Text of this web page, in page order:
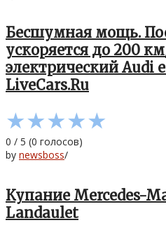
Бесшумная мощь.
ускоряется до 200
электрический
LiveCars.Ru
★★★★★
0 / 5 (0 голосов)
by newsboss/
Купание Mercedes-
Landaulet